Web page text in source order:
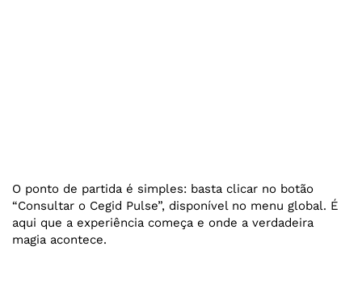
O ponto de partida é simples: basta clicar no botão
“Consultar o Cegid Pulse”, disponível no menu global. É
aqui que a experiência começa e onde a verdadeira
magia acontece.